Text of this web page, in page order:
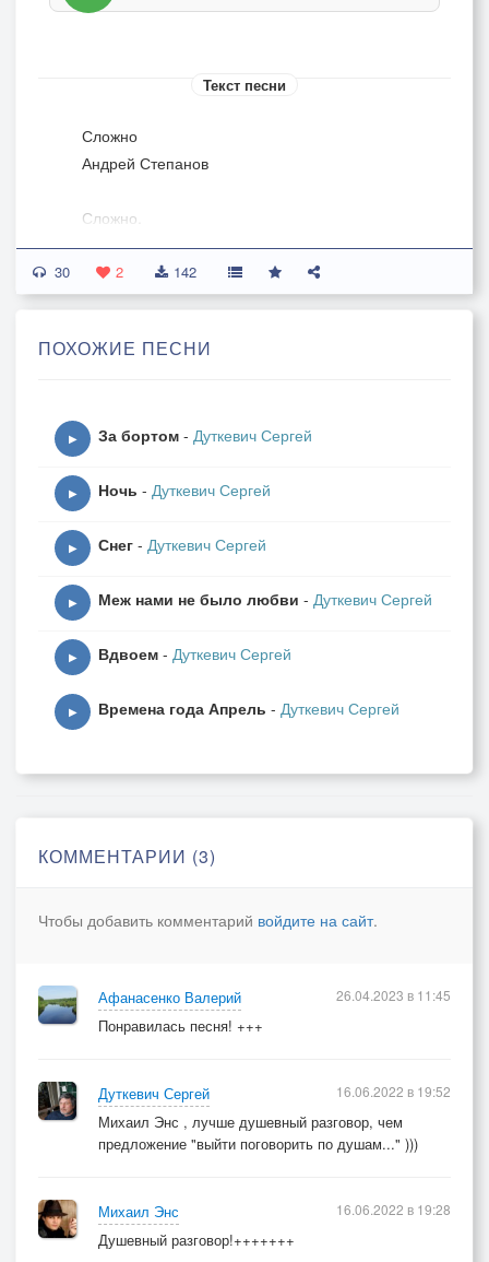
Текст песни
Сложно
Андрей Степанов
Сложно.
Улетаю в открытый космос,
Переживший, переболевший. Ты кричишь мне
вослед: "Постой!"
Это знаешь порой не просто.
Он сегодня охрипший, зябкий,
десятки снов.
Нам с тобой тяжело расстаться.
любовь.
Память.
Я твой голос не забываю.
Разложив на просторах нотных серенаду добра и
30 2 142
ПОХОЖИЕ ПЕСНИ
▶ За бортом - Дуткевич Сергей
▶ Ночь - Дуткевич Сергей
▶ Снег - Дуткевич Сергей
▶ Меж нами не было любви - Дуткевич Сергей
▶ Вдвоем - Дуткевич Сергей
▶ Времена года Апрель - Дуткевич Сергей
КОММЕНТАРИИ (3)
Чтобы добавить комментарий войдите на сайт.
Афанасенко Валерий
Понравилась песня! +++
26.04.2023 в 11:45
Дуткевич Сергей
Михаил Энс , лучше душевный разговор, чем
предложение "выйти поговорить по душам..." )))
16.06.2022 в 19:52
Михаил Энс
Душевный разговор!+++++++
16.06.2022 в 19:28